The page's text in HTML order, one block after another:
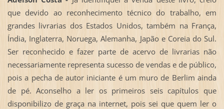
que devido ao reconhecimento técnico do trabalho, em
grandes livrarias dos Estados Unidos, também na França,
Índia, Inglaterra, Noruega, Alemanha, Japão e Coreia do Sul.
Ser reconhecido e fazer parte de acervo de livrarias não
necessariamente representa sucesso de vendas e de público,
pois a pecha de autor iniciante é um muro de Berlim ainda
de pé. Aconselho a ler os primeiros seis capítulos que
disponibilizo de graça na internet, pois sei que quem ler o